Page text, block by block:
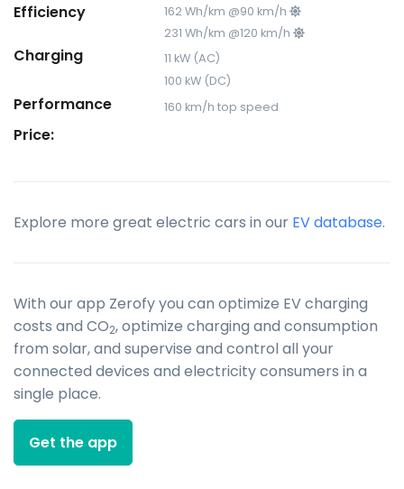
Efficiency
162 Wh/km @90 km/h
231 Wh/km @120 km/h
Charging
11 kW (AC)
100 kW (DC)
Performance 160 km/h top speed
Price:
Explore more great electric cars in our EV database.
With our app Zerofy you can optimize EV charging
costs and CO2, optimize charging and consumption
from solar, and supervise and control all your
connected devices and electricity consumers in a
single place.
Get the app